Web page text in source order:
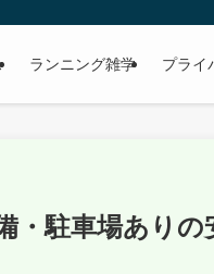
ランニング雑学 プライ
・駐車場ありの